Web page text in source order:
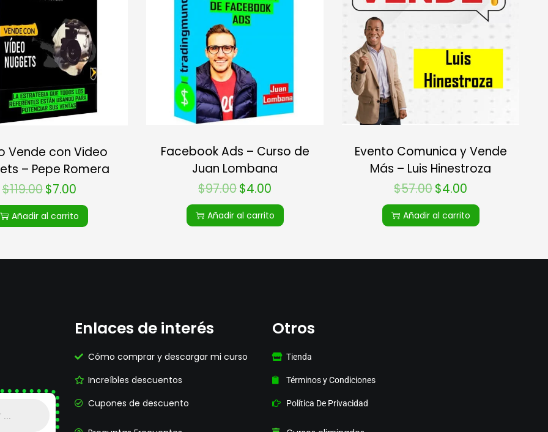
Vende con Video
– Pepe Romera
$119.00 $7.00
Añadir al carrito
Facebook Ads – Curso de
Juan Lombana
$97.00$4.00
Añadir al carrito
Evento Comunica y Vende
Más – Luis Hinestroza
$57.00$4.00
Añadir al carrito
Enlaces de interés
Cómo comprar y descargar mi curso
Increíbles descuentos
Cupones de descuento
Otros
Tienda
Términos y Condiciones
Política De Privacidad